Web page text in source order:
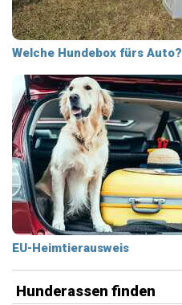
Welche Hundebox fürs Auto?
EU-Heimtierausweis
Hunderassen finden